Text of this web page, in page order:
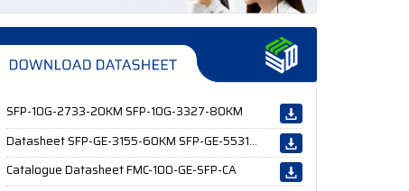
SFP-10G-2733-20KM SFP-10G-3327-80KM
Datasheet SFP-GE-3155-60KM SFP-GE-5531-60KM
Catalogue Datasheet FMC-100-GE-SFP-CA